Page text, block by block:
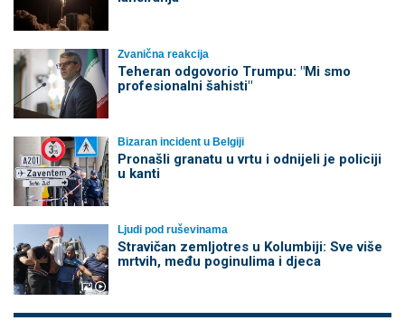
Zvanična reakcija
Teheran odgovorio Trumpu: "Mi smo
profesionalni šahisti"
Bizaran incident u Belgiji
Pronašli granatu u vrtu i odnijeli je policiji
u kanti
Ljudi pod ruševinama
Stravičan zemljotres u Kolumbiji: Sve više
mrtvih, među poginulima i djeca